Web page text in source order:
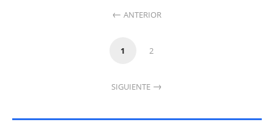
ANTERIOR
1 2
SIGUIENTE